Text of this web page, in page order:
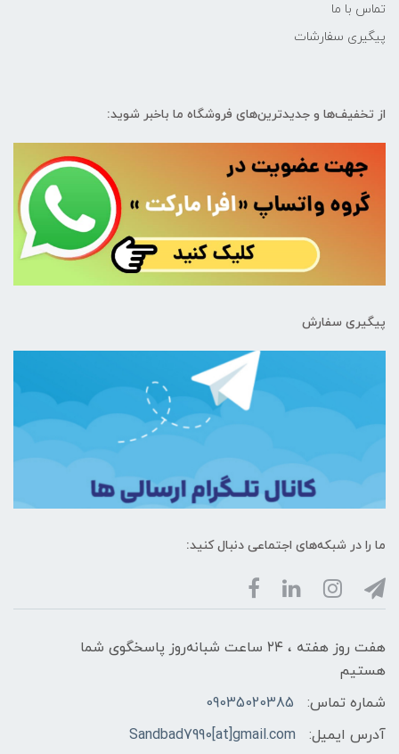
تماس با ما
پیگیری سفارشات
از تخفیف‌ها و جدیدترین‌های فروشگاه ما باخبر شوید:
پیگیری سفارش
ما را در شبکه‌های اجتماعی دنبال کنید:
هفت روز هفته ، ۲۴ ساعت شبانه‌روز پاسخگوی شما
هستیم
شماره تماس:
09035020385
آدرس ایمیل:
Sandbad7990[at]gmail.com